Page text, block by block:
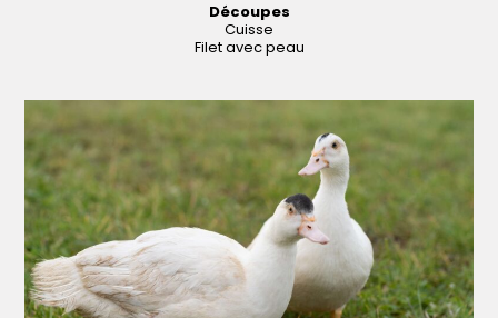
Découpes
Cuisse
Filet avec peau